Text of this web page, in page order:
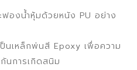
ฟองน้ำหุ้มด้วยหนัง PU อย่าง
นเหล็กพ่นสี Epoxy เพื่อความ
นการเกิดสนิม